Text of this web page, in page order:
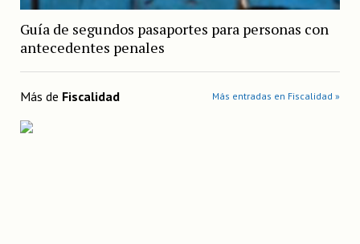
Guía de segundos pasaportes para personas con
antecedentes penales
Más de Fiscalidad Más entradas en Fiscalidad »